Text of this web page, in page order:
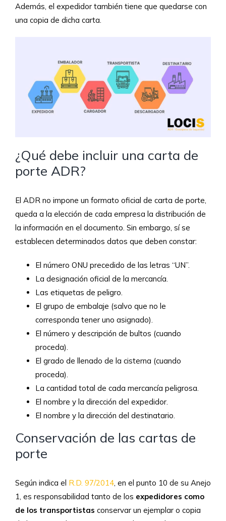
Además, el expedidor también tiene que quedarse con
una copia de dicha carta.
¿Qué debe incluir una carta de
porte ADR?
El ADR no impone un formato oficial de carta de porte,
queda a la elección de cada empresa la distribución de
la información en el documento. Sin embargo, sí se
establecen determinados datos que deben constar:
El número ONU precedido de las letras “UN”.
La designación oficial de la mercancía.
Las etiquetas de peligro.
El grupo de embalaje (salvo que no le
corresponda tener uno asignado).
El número y descripción de bultos (cuando
proceda).
El grado de llenado de la cisterna (cuando
proceda).
La cantidad total de cada mercancía peligrosa.
El nombre y la dirección del expedidor.
El nombre y la dirección del destinatario.
Conservación de las cartas de
porte
Según indica el R.D. 97/2014 , en el punto 10 de su Anejo
1, es responsabilidad tanto de los expedidores como
de los transportistas conservar un ejemplar o copia